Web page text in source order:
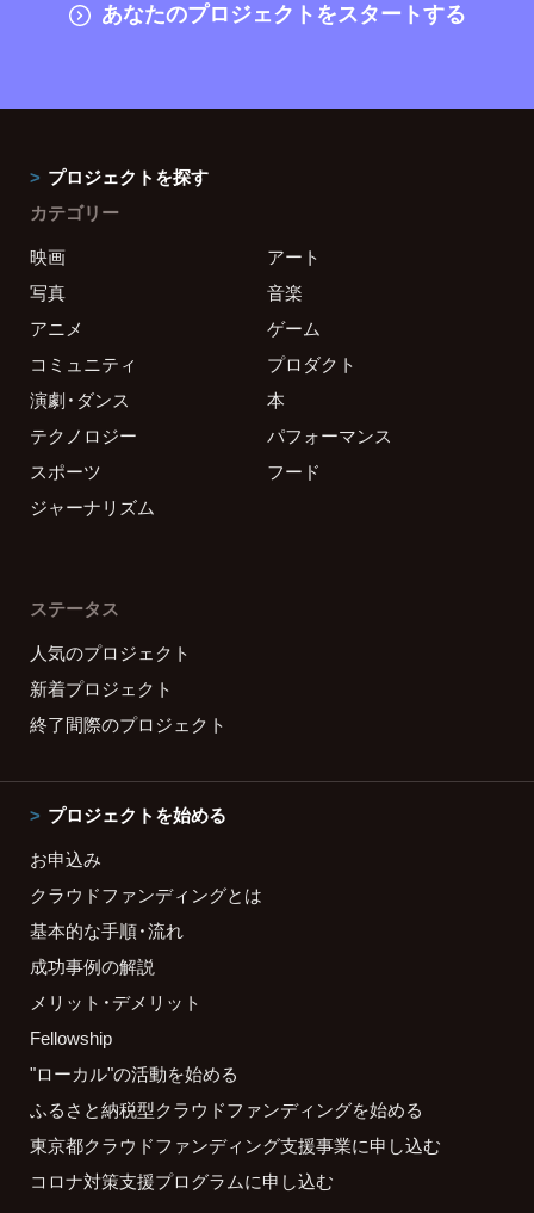
あなたのプロジェクトをスタートする
プロジェクトを探す
カテゴリー
映画
アート
写真
音楽
アニメ
ゲーム
コミュニティ
プロダクト
演劇・ダンス
本
テクノロジー
パフォーマンス
スポーツ
フード
ジャーナリズム
ステータス
人気のプロジェクト
新着プロジェクト
終了間際のプロジェクト
プロジェクトを始める
お申込み
クラウドファンディングとは
基本的な手順・流れ
成功事例の解説
メリット・デメリット
Fellowship
"ローカル"の活動を始める
ふるさと納税型クラウドファンディングを始める
東京都クラウドファンディング支援事業に申し込む
コロナ対策支援プログラムに申し込む